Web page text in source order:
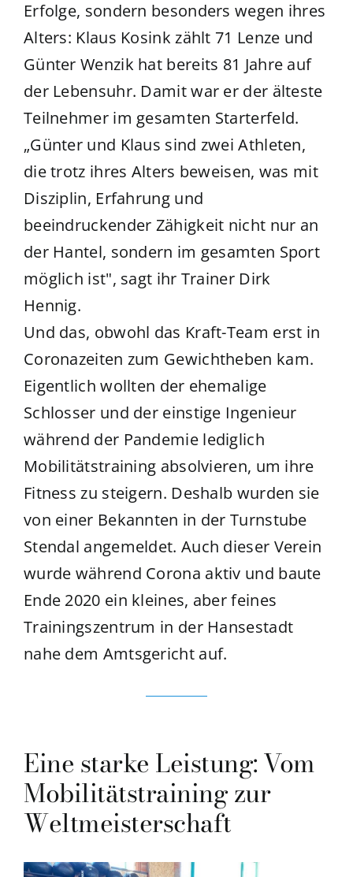
Erfolge, sondern besonders wegen ihres
Alters: Klaus Kosink zählt 71 Lenze und
Günter Wenzik hat bereits 81 Jahre auf
der Lebensuhr. Damit war er der älteste
Teilnehmer im gesamten Starterfeld.
„Günter und Klaus sind zwei Athleten,
die trotz ihres Alters beweisen, was mit
Disziplin, Erfahrung und
beeindruckender Zähigkeit nicht nur an
der Hantel, sondern im gesamten Sport
möglich ist", sagt ihr Trainer Dirk
Hennig.
Und das, obwohl das Kraft-Team erst in
Coronazeiten zum Gewichtheben kam.
Eigentlich wollten der ehemalige
Schlosser und der einstige Ingenieur
während der Pandemie lediglich
Mobilitätstraining absolvieren, um ihre
Fitness zu steigern. Deshalb wurden sie
von einer Bekannten in der Turnstube
Stendal angemeldet. Auch dieser Verein
wurde während Corona aktiv und baute
Ende 2020 ein kleines, aber feines
Trainingszentrum in der Hansestadt
nahe dem Amtsgericht auf.
Eine starke Leistung: Vom
Mobilitätstraining zur
Weltmeisterschaft